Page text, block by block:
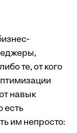
те, от кого
навык
есть
им непросто: